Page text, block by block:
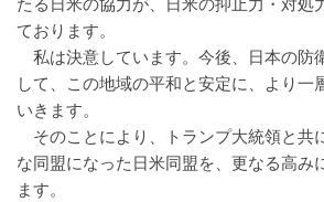
たる日米の協力が、日米の抑止力・対処
ております。
私は決意しています。今後、日本の防
して、この地域の平和と安定に、より一
いきます。
そのことにより、トランプ大統領と共
な同盟になった日米同盟を、更なる高み
ます。